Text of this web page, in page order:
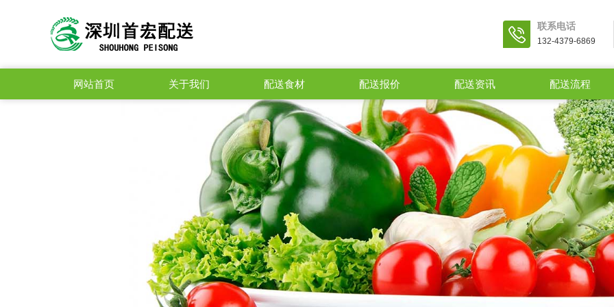
联系电话
132-4379-6869
网站首页 关于我们 配送食材 配送报价 配送资讯 配送流程